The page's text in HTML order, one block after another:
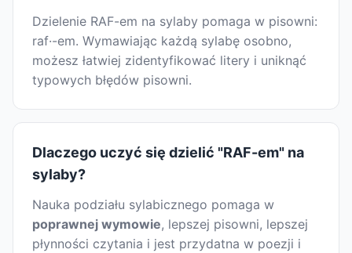
Dzielenie RAF-em na sylaby pomaga w pisowni:
raf·-em. Wymawiając każdą sylabę osobno,
możesz łatwiej zidentyfikować litery i uniknąć
typowych błędów pisowni.
Dlaczego uczyć się dzielić "RAF-em" na
sylaby?
Nauka podziału sylabicznego pomaga w
poprawnej wymowie, lepszej pisowni, lepszej
płynności czytania i jest przydatna w poezji i